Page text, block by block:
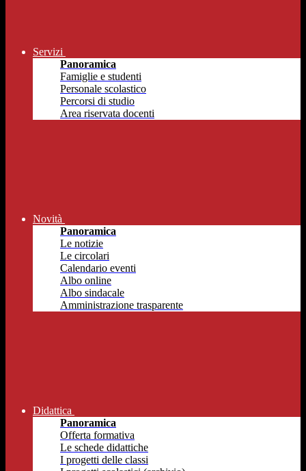
Servizi
Panoramica
Famiglie e studenti
Personale scolastico
Percorsi di studio
Area riservata docenti
Novità
Panoramica
Le notizie
Le circolari
Calendario eventi
Albo online
Albo sindacale
Amministrazione trasparente
Didattica
Panoramica
Offerta formativa
Le schede didattiche
I progetti delle classi